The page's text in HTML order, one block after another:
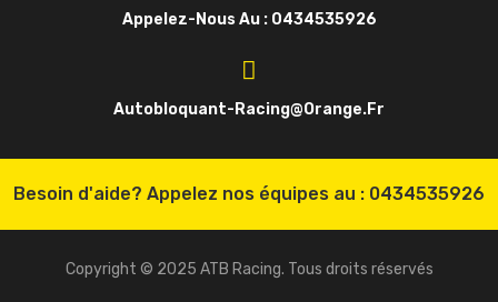
Appelez-Nous Au : 0434535926
Autobloquant-Racing@orange.fr
Besoin d'aide? Appelez nos équipes au : 0434535926
Copyright © 2025 ATB Racing. Tous droits réservés